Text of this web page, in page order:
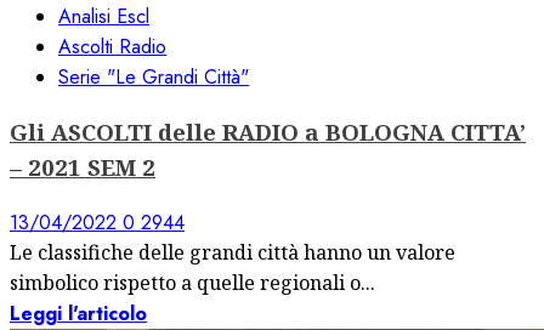
Analisi Escl
Ascolti Radio
Serie "Le Grandi Città"
Gli ASCOLTI delle RADIO a BOLOGNA CITTA’
– 2021 SEM 2
13/04/2022 0 2944
Le classifiche delle grandi città hanno un valore
simbolico rispetto a quelle regionali o...
Leggi l'articolo